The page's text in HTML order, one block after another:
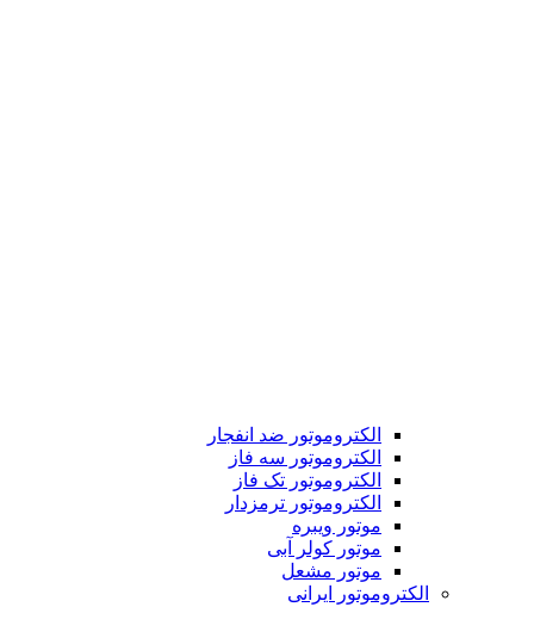
الکتروموتور ضد انفجار
الکتروموتور سه فاز
الکتروموتور تک فاز
الکتروموتور ترمزدار
موتور ویبره
موتور کولر آبی
موتور مشعل
الکتروموتور ایرانی